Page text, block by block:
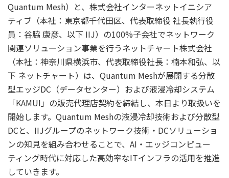
Quantum Mesh）と、株式会社インターネットイニシア
ティブ（本社：東京都千代田区、代表取締役 社長執行役
員：谷脇 康彦、以下 IIJ）の100%子会社でネットワーク
関連ソリューション事業を行うネットチャート株式会社
（本社：神奈川県横浜市、代表取締役社長：楠本和弘、以
下 ネットチャート）は、Quantum Meshが展開する分散
型エッジDC（データセンター）および液浸冷却システム
「KAMUI」の販売代理店契約を締結し、本日より取扱いを
開始します。Quantum Meshの液浸冷却技術および分散型
DCと、IIJグループのネットワーク技術・DCソリューショ
ンの知見を組み合わせることで、AI・エッジコンピュー
ティング時代に対応した高効率なITインフラの活用を推進
していきます。